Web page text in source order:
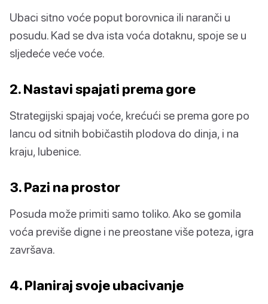
Ubaci sitno voće poput borovnica ili naranči u
posudu. Kad se dva ista voća dotaknu, spoje se u
sljedeće veće voće.
2. Nastavi spajati prema gore
Strategijski spajaj voće, krećući se prema gore po
lancu od sitnih bobičastih plodova do dinja, i na
kraju, lubenice.
3. Pazi na prostor
Posuda može primiti samo toliko. Ako se gomila
voća previše digne i ne preostane više poteza, igra
završava.
4. Planiraj svoje ubacivanje